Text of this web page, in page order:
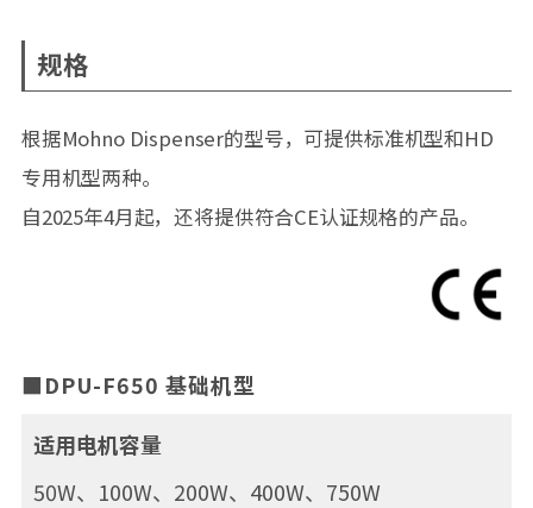
规格
根据Mohno Dispenser的型号，可提供标准机型和HD
专用机型两种。
自2025年4月起，还将提供符合CE认证规格的产品。
■DPU-F650 基础机型
适用电机容量
50W、100W、200W、400W、750W